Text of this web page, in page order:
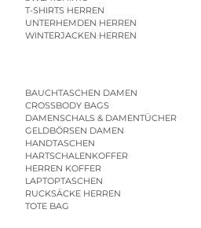
T-SHIRTS HERREN
UNTERHEMDEN HERREN
WINTERJACKEN HERREN
BAUCHTASCHEN DAMEN
CROSSBODY BAGS
DAMENSCHALS & DAMENTÜCHER
GELDBÖRSEN DAMEN
HANDTASCHEN
HARTSCHALENKOFFER
HERREN KOFFER
LAPTOPTASCHEN
RUCKSÄCKE HERREN
TOTE BAG